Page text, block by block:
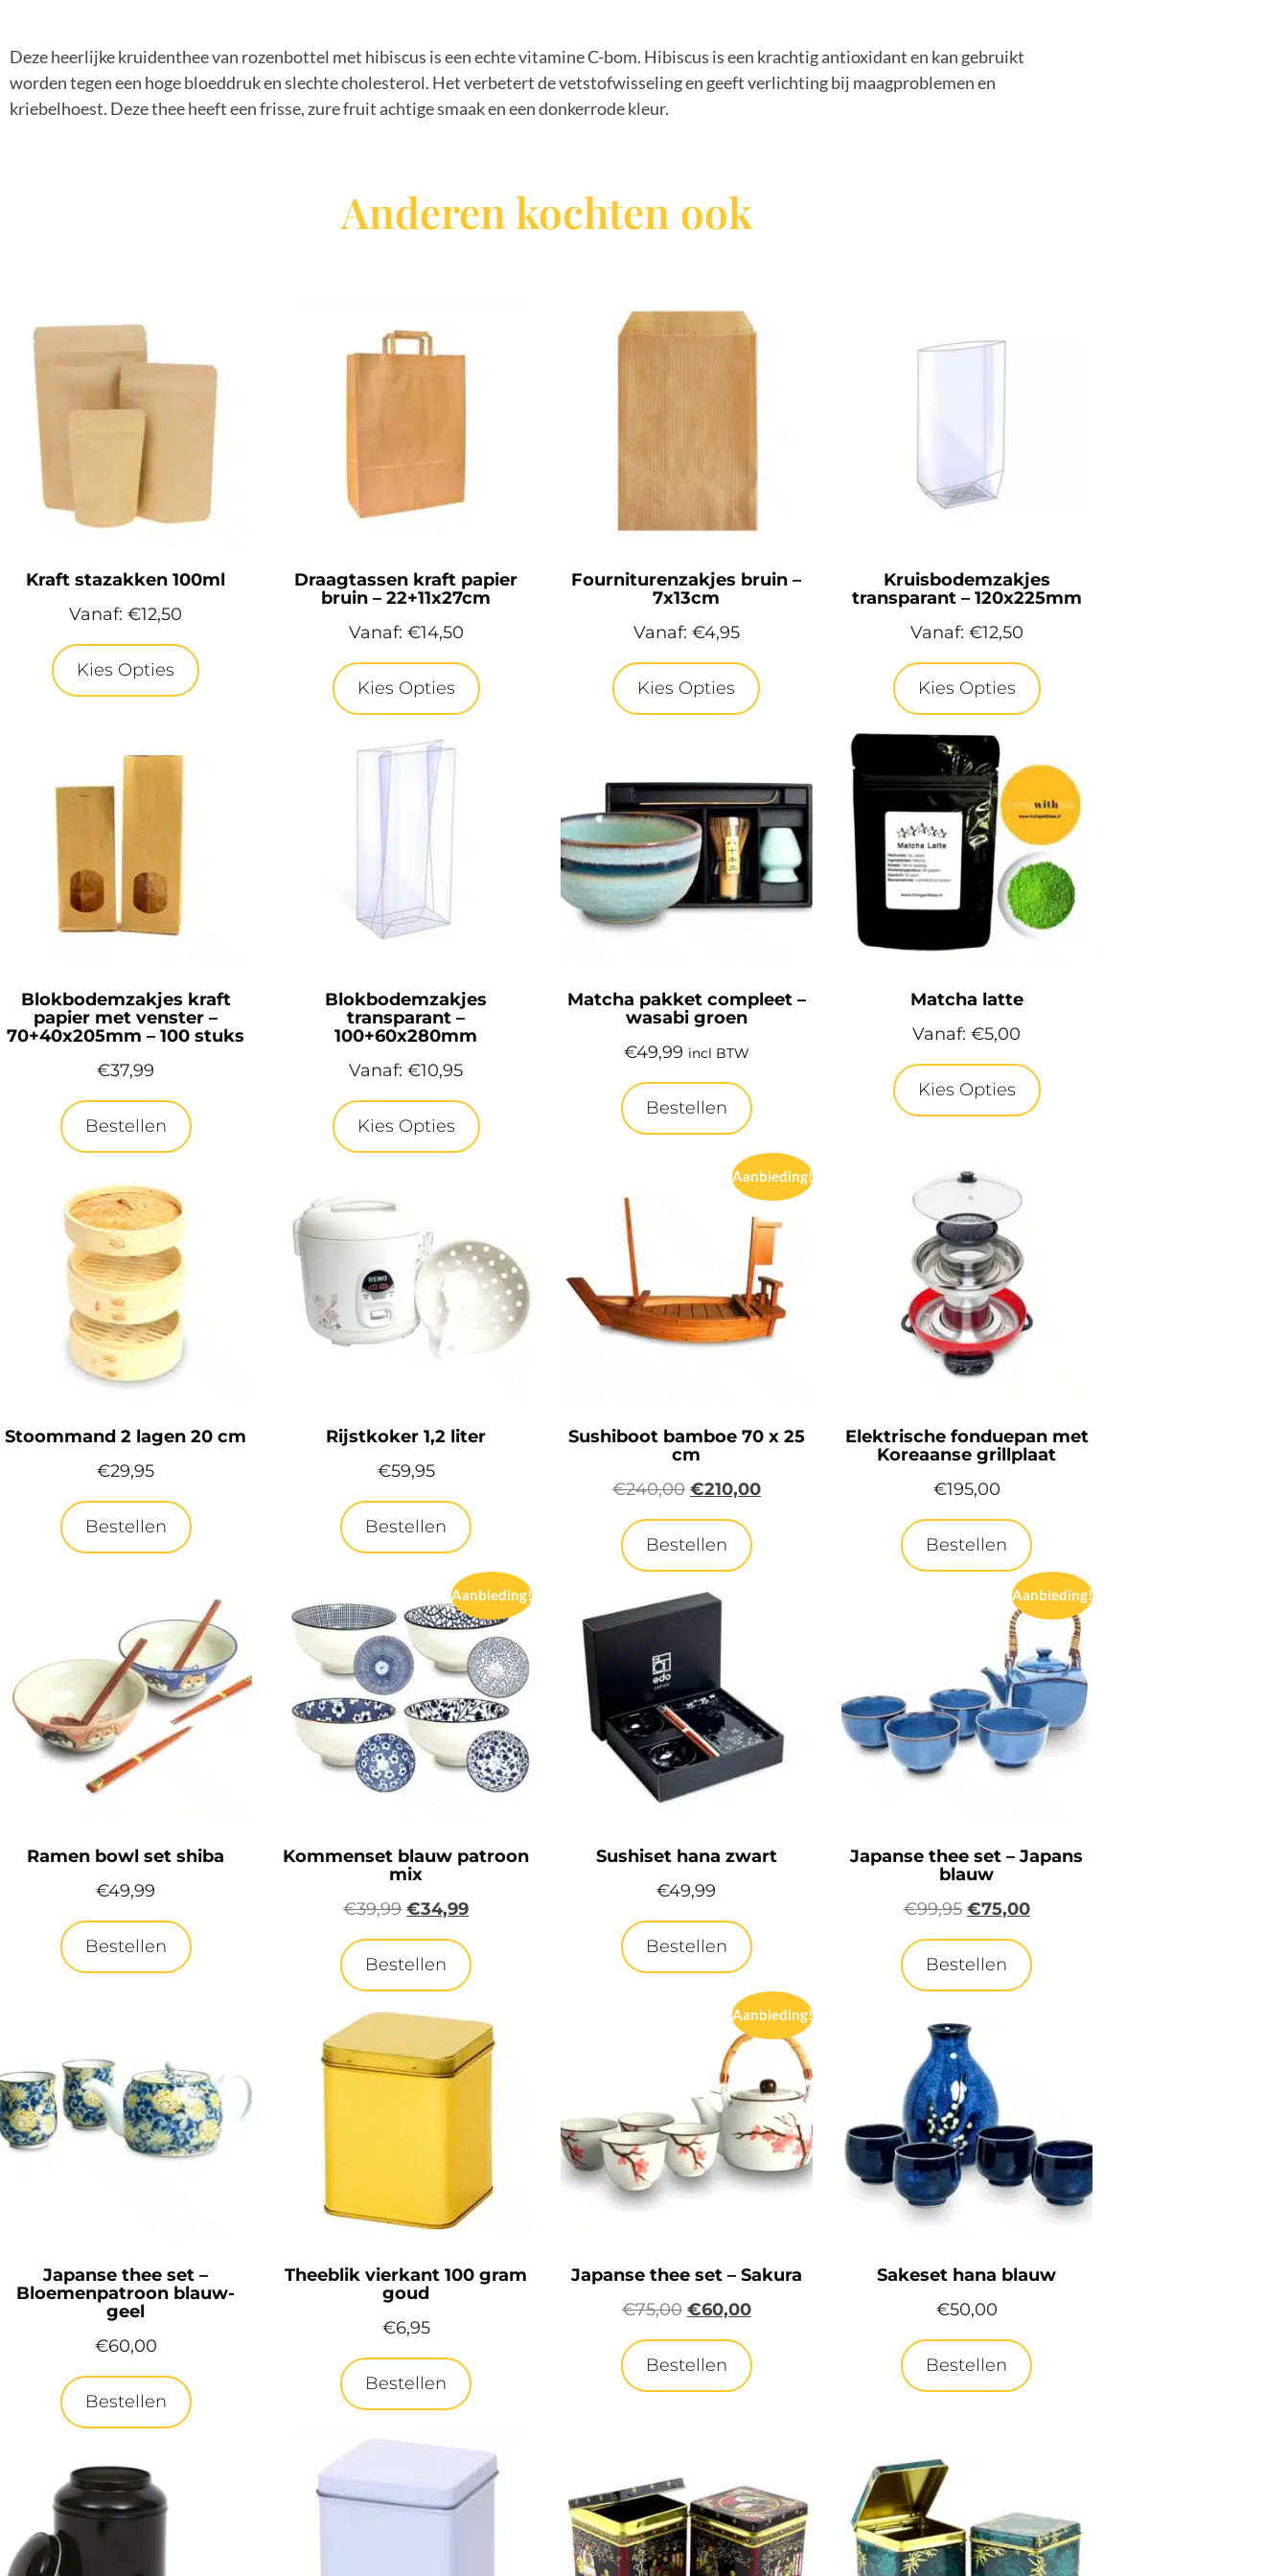
Deze heerlijke kruidenthee van rozenbottel met hibiscus is een echte vitamine C-bom. Hibiscus is een krachtig antioxidant en kan gebruikt
worden tegen een hoge bloeddruk en slechte cholesterol. Het verbetert de vetstofwisseling en geeft verlichting bij maagproblemen en
kriebelhoest. Deze thee heeft een frisse, zure fruit achtige smaak en een donkerrode kleur.
Anderen kochten ook
Kraft stazakken 100ml
Vanaf:€12,50
Kies Opties
Draagtassen kraft papier
bruin – 22+11x27cm
Vanaf: €14,50
Kies Opties
Fourniturenzakjes bruin –
7x13cm
Vanaf: €4,95
Kies Opties
Kruisbodemzakjes
transparant – 120x225mm
Vanaf: €12,50
Kies Opties
Blokbodemzakjes kraft
papier met venster –
70+40x205mm – 100 stuks
€37,99
Bestellen
Blokbodemzakjes
transparant –
100+60x280mm
Vanaf:€10,95
Kies Opties
Matcha pakket compleet –
wasabi groen
€49,99 incl BTW
Bestellen
Matcha latte
Vanaf:€5,00
Kies Opties
Stoommand 2 lagen 20 cm
€29,95
Bestellen
Rijstkoker 1,2 liter
€59,95
Bestellen
Aanbieding!
Sushiboot bamboe 70 x 25
cm
€240,00 €210,00
Bestellen
Elektrische fonduepan met
Koreaanse grillplaat
€195,00
Bestellen
Ramen bowl set shiba
€49,99
Bestellen
Aanbieding!
Kommenset blauw patroon
mix
€39,99 €34,99
Bestellen
Sushiset hana zwart
€49,99
Bestellen
Aanbieding!
Japanse thee set – Japans
blauw
€99,95 €75,00
Bestellen
Japanse thee set –
Bloemenpatroon blauw-
geel
€60,00
Bestellen
Theeblik vierkant 100 gram
goud
€6,95
Bestellen
Aanbieding!
Japanse thee set – Sakura
€75,00 €60,00
Bestellen
Sakeset hana blauw
€50,00
Bestellen